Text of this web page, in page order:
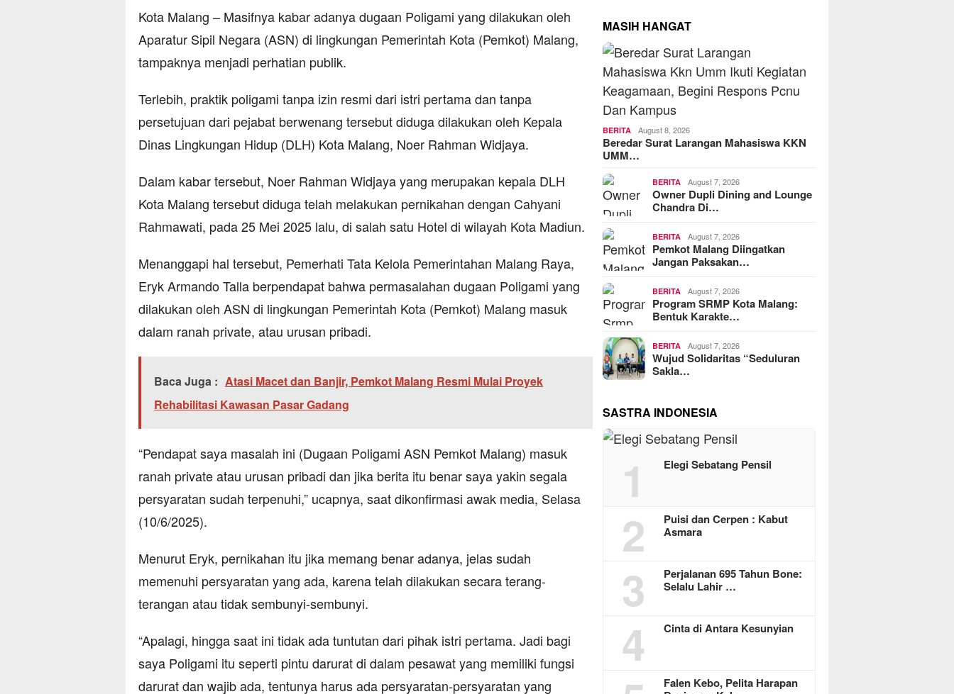
Kota Malang – Masifnya kabar adanya dugaan Poligami yang dilakukan oleh
Aparatur Sipil Negara (ASN) di lingkungan Pemerintah Kota (Pemkot) Malang,
tampaknya menjadi perhatian publik.
Terlebih, praktik poligami tanpa izin resmi dari istri pertama dan tanpa
persetujuan dari pejabat berwenang tersebut diduga dilakukan oleh Kepala
Dinas Lingkungan Hidup (DLH) Kota Malang, Noer Rahman Widjaya.
Dalam kabar tersebut, Noer Rahman Widjaya yang merupakan kepala DLH
Kota Malang tersebut diduga telah melakukan pernikahan dengan Cahyani
Rahmawati, pada 25 Mei 2025 lalu, di salah satu Hotel di wilayah Kota Madiun.
Menanggapi hal tersebut, Pemerhati Tata Kelola Pemerintahan Malang Raya,
Eryk Armando Talla berpendapat bahwa permasalahan dugaan Poligami yang
dilakukan oleh ASN di lingkungan Pemerintah Kota (Pemkot) Malang masuk
dalam ranah private, atau urusan pribadi.
Baca Juga : Atasi Macet dan Banjir, Pemkot Malang Resmi Mulai Proyek
Rehabilitasi Kawasan Pasar Gadang
“Pendapat saya masalah ini (Dugaan Poligami ASN Pemkot Malang) masuk
ranah private atau urusan pribadi dan jika berita itu benar saya yakin segala
persyaratan sudah terpenuhi,” ucapnya, saat dikonfirmasi awak media, Selasa
(10/6/2025).
Menurut Eryk, pernikahan itu jika memang benar adanya, jelas sudah
memenuhi persyaratan yang ada, karena telah dilakukan secara terang-
terangan atau tidak sembunyi-sembunyi.
“Apalagi, hingga saat ini tidak ada tuntutan dari pihak istri pertama. Jadi bagi
saya Poligami itu seperti pintu darurat di dalam pesawat yang memiliki fungsi
darurat dan wajib ada, tentunya harus ada persyaratan-persyaratan yang
MASIH HANGAT
BERITA August 8, 2026
Beredar Surat Larangan Mahasiswa KKN
UMM…
BERITA August 7, 2026
Owner Dupli Dining and Lounge
Chandra Di…
BERITA August 7, 2026
Pemkot Malang Diingatkan
Jangan Paksakan…
BERITA August 7, 2026
Program SRMP Kota Malang:
Bentuk Karakte…
BERITA August 7, 2026
Wujud Solidaritas “Seduluran
Sakla…
SASTRA INDONESIA
1 Elegi Sebatang Pensil
2
Puisi dan Cerpen : Kabut
Asmara
3
Perjalanan 695 Tahun Bone:
Selalu Lahir …
4 Cinta di Antara Kesunyian
Falen Kebo, Pelita Harapan